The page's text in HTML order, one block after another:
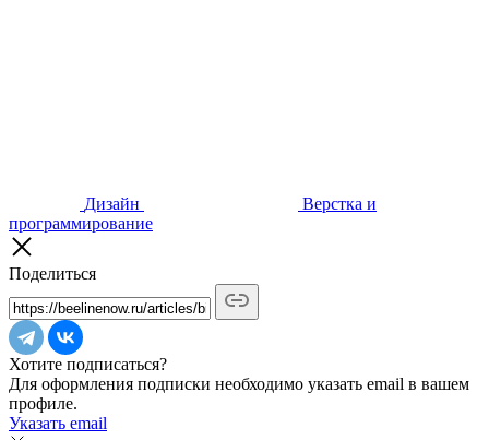
Дизайн
Верстка и
программирование
Поделиться
Хотите подписаться?
Для оформления подписки необходимо указать email в вашем
профиле.
Указать email